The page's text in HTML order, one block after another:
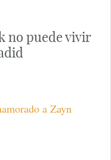
no puede vivir
a Zayn